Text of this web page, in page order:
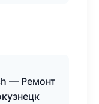
— Ремонт